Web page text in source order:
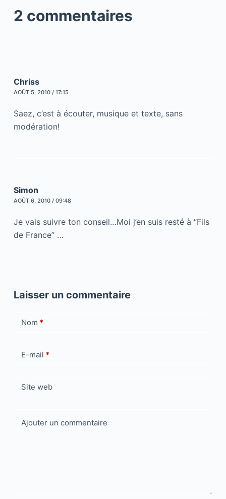
2 commentaires
Chriss
AOÛT 5, 2010 / 17:15
Saez, c’est à écouter, musique et texte, sans
modération!
Simon
AOÛT 6, 2010 / 09:48
Je vais suivre ton conseil…Moi j’en suis resté à “Fils
de France” …
Laisser un commentaire
Nom *
E-mail *
Site web
Ajouter un commentaire